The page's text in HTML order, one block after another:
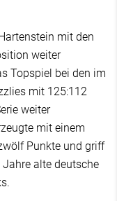
mit den
weiter
Topspiel bei den im
mit 125:112
weiter
mit einem
Punkte und griff
alte deutsche